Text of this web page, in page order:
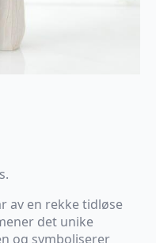
av en rekke tidløse
det unike
og symboliserer